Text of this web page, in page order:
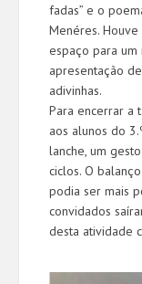
fadas” e o
Menéres. Houve
espaço para
apresentação
adivinhas.
Para encerrar a
aos alunos do
lanche, um
ciclos. O
podia ser mais
convidados
desta atividade